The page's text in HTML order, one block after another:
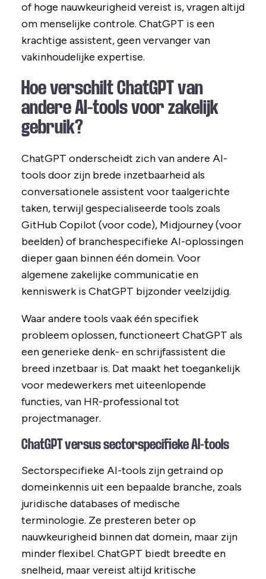
of hoge nauwkeurigheid vereist is, vragen altijd
om menselijke controle. ChatGPT is een
krachtige assistent, geen vervanger van
vakinhoudelijke expertise.
Hoe verschilt ChatGPT van
andere AI-tools voor zakelijk
gebruik?
ChatGPT onderscheidt zich van andere AI-
tools door zijn brede inzetbaarheid als
conversationele assistent voor taalgerichte
taken, terwijl gespecialiseerde tools zoals
GitHub Copilot (voor code), Midjourney (voor
beelden) of branchespecifieke AI-oplossingen
dieper gaan binnen één domein. Voor
algemene zakelijke communicatie en
kenniswerk is ChatGPT bijzonder veelzijdig.
Waar andere tools vaak één specifiek
probleem oplossen, functioneert ChatGPT als
een generieke denk- en schrijfassistent die
breed inzetbaar is. Dat maakt het toegankelijk
voor medewerkers met uiteenlopende
functies, van HR-professional tot
projectmanager.
ChatGPT versus sectorspecifieke AI-tools
Sectorspecifieke AI-tools zijn getraind op
domeinkennis uit een bepaalde branche, zoals
juridische databases of medische
terminologie. Ze presteren beter op
nauwkeurigheid binnen dat domein, maar zijn
minder flexibel. ChatGPT biedt breedte en
snelheid, maar vereist altijd kritische